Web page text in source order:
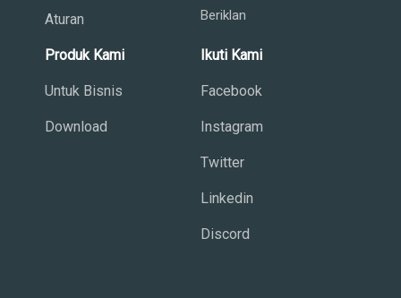
Aturan Beriklan
Produk Kami
Untuk Bisnis
Download
Ikuti Kami
Facebook
Instagram
Twitter
Linkedin
Discord